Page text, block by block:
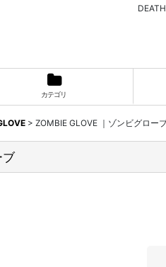
カテゴリ
> ZOMBIE GLOVE ｜ゾンビグロー
ブ